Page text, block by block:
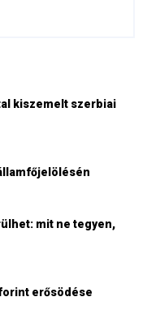
kiszemelt szerbiai
mit ne tegyen,
erősödése